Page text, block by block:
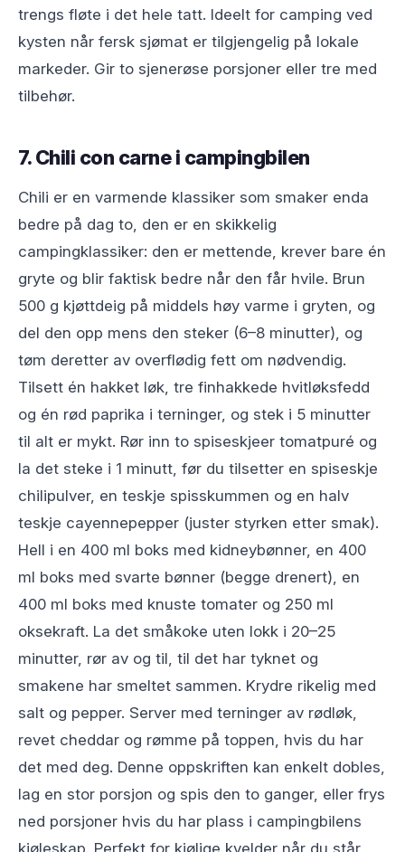
trengs fløte i det hele tatt. Ideelt for camping ved
kysten når fersk sjømat er tilgjengelig på lokale
markeder. Gir to sjenerøse porsjoner eller tre med
tilbehør.
7. Chili con carne i campingbilen
Chili er en varmende klassiker som smaker enda
bedre på dag to, den er en skikkelig
campingklassiker: den er mettende, krever bare én
gryte og blir faktisk bedre når den får hvile. Brun
500 g kjøttdeig på middels høy varme i gryten, og
del den opp mens den steker (6–8 minutter), og
tøm deretter av overflødig fett om nødvendig.
Tilsett én hakket løk, tre finhakkede hvitløksfedd
og én rød paprika i terninger, og stek i 5 minutter
til alt er mykt. Rør inn to spiseskjeer tomatpuré og
la det steke i 1 minutt, før du tilsetter en spiseskje
chilipulver, en teskje spisskummen og en halv
teskje cayennepepper (juster styrken etter smak).
Hell i en 400 ml boks med kidneybønner, en 400
ml boks med svarte bønner (begge drenert), en
400 ml boks med knuste tomater og 250 ml
oksekraft. La det småkoke uten lokk i 20–25
minutter, rør av og til, til det har tyknet og
smakene har smeltet sammen. Krydre rikelig med
salt og pepper. Server med terninger av rødløk,
revet cheddar og rømme på toppen, hvis du har
det med deg. Denne oppskriften kan enkelt dobles,
lag en stor porsjon og spis den to ganger, eller frys
ned porsjoner hvis du har plass i campingbilens
kjøleskap. Perfekt for kjølige kvelder når du står